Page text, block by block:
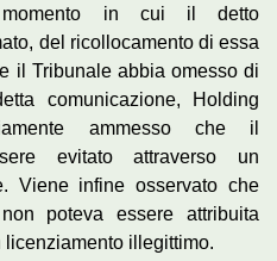
momento in cui il detto
del ricollocamento di essa
il Tribunale abbia omesso di
comunicazione, Holding
ammesso che il
evitato attraverso un
Viene infine osservato che
poteva essere attribuita
licenziamento illegittimo.